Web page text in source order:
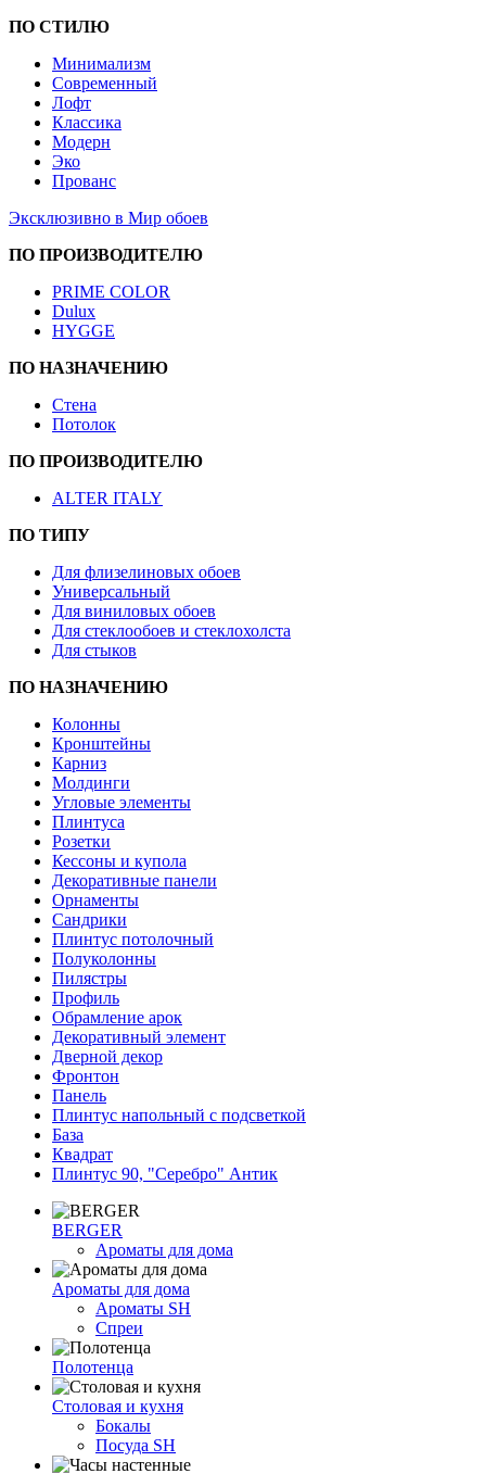
ПО СТИЛЮ
Минимализм
Современный
Лофт
Классика
Модерн
Эко
Прованс
Эксклюзивно в Мир обоев
ПО ПРОИЗВОДИТЕЛЮ
PRIME COLOR
Dulux
HYGGE
ПО НАЗНАЧЕНИЮ
Стена
Потолок
ПО ПРОИЗВОДИТЕЛЮ
ALTER ITALY
ПО ТИПУ
Для флизелиновых обоев
Универсальный
Для виниловых обоев
Для стеклообоев и стеклохолста
Для стыков
ПО НАЗНАЧЕНИЮ
Колонны
Кронштейны
Карниз
Молдинги
Угловые элементы
Плинтуса
Розетки
Кессоны и купола
Декоративные панели
Орнаменты
Сандрики
Плинтус потолочный
Полуколонны
Пилястры
Профиль
Обрамление арок
Декоративный элемент
Дверной декор
Фронтон
Панель
Плинтус напольный с подсветкой
База
Квадрат
Плинтус 90, "Серебро" Антик
BERGER
Ароматы для дома
Ароматы для дома
Ароматы SH
Спреи
Полотенца
Столовая и кухня
Бокалы
Посуда SH